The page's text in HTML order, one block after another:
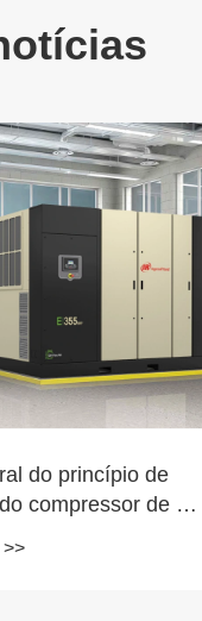
do princípio de
compressor de ar